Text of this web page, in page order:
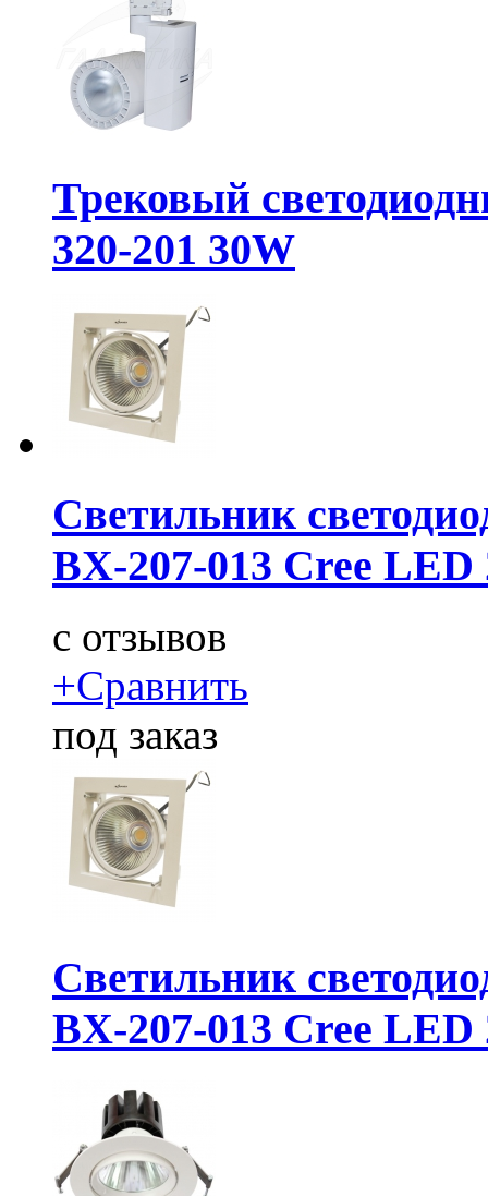
Трековый
320-201 30W
Светильник
BX-207-013 Cree
c отзывов
+Сравнить
под заказ
Светильник
BX-207-013 Cree